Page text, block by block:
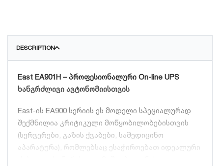
DESCRIPTION
East EA901H – პროფესიონალური On-line UPS
ხანგრძლივი ავტონომიისთვის
East-ის EA900 სერიის ეს მოდელი სპეციალურად
შექმნილია კრიტიკული მოწყობილობებისთვის
(სერვერები, გაზის ქვაბები, სამედიცინო
აპარატურა), რომლებსაც ესაჭიროებათ იდეალური